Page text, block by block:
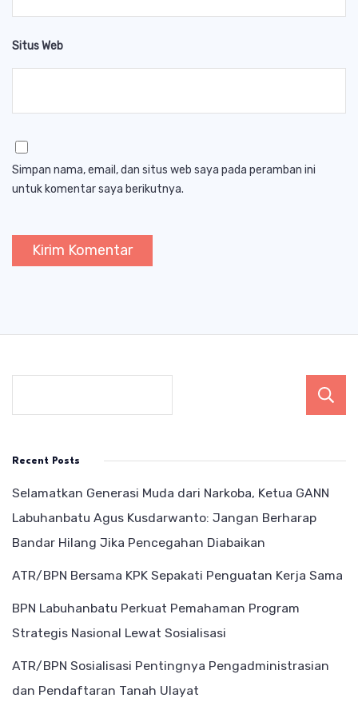
Situs Web
Simpan nama, email, dan situs web saya pada peramban ini
untuk komentar saya berikutnya.
Recent Posts
Selamatkan Generasi Muda dari Narkoba, Ketua GANN
Labuhanbatu Agus Kusdarwanto: Jangan Berharap
Bandar Hilang Jika Pencegahan Diabaikan
ATR/BPN Bersama KPK Sepakati Penguatan Kerja Sama
BPN Labuhanbatu Perkuat Pemahaman Program
Strategis Nasional Lewat Sosialisasi
ATR/BPN Sosialisasi Pentingnya Pengadministrasian
dan Pendaftaran Tanah Ulayat